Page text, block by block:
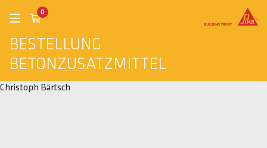
BESTELLUNG
BETONZUSATZMITTEL
0
Christoph Bärtsch